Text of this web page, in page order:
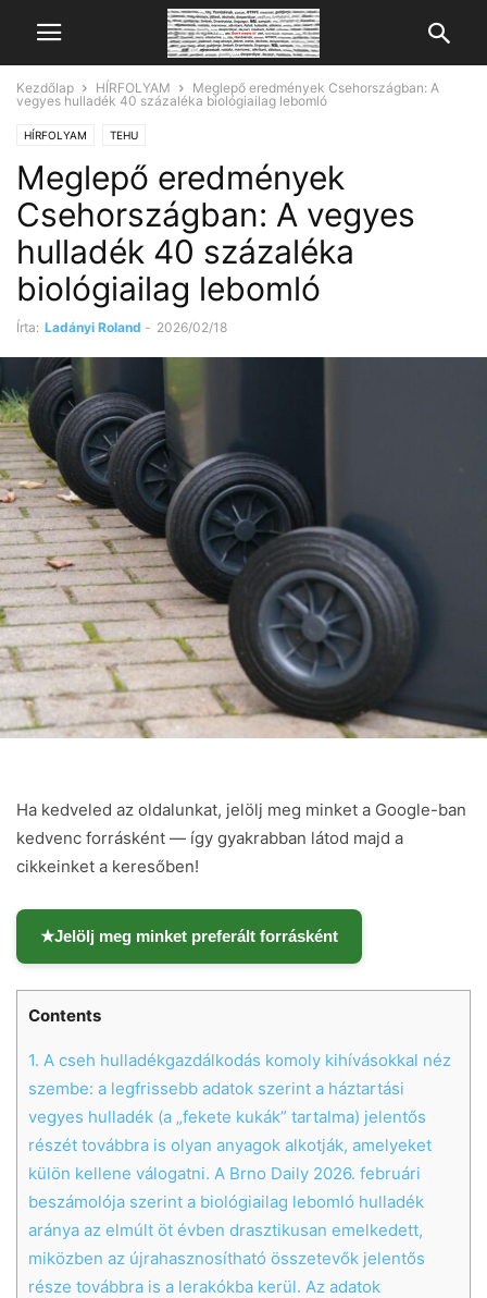
Kezdőlap HÍRFOLYAM
Meglepő eredmények Csehországban: A
vegyes hulladék 40 százaléka biológiailag lebomló
HÍRFOLYAM TEHU
Meglepő eredmények
Csehországban: A vegyes
hulladék 40 százaléka
biológiailag lebomló
Írta: Ladányi Roland - 2026/02/18
Ha kedveled az oldalunkat, jelölj meg minket a Google-ban
kedvenc forrásként — így gyakrabban látod majd a
cikkeinket a keresőben!
★Jelölj meg minket preferált forrásként
Contents
1. A cseh hulladékgazdálkodás komoly kihívásokkal néz
szembe: a legfrissebb adatok szerint a háztartási
vegyes hulladék (a „fekete kukák” tartalma) jelentős
részét továbbra is olyan anyagok alkotják, amelyeket
külön kellene válogatni. A Brno Daily 2026. februári
beszámolója szerint a biológiailag lebomló hulladék
aránya az elmúlt öt évben drasztikusan emelkedett,
miközben az újrahasznosítható összetevők jelentős
része továbbra is a lerakókba kerül. Az adatok